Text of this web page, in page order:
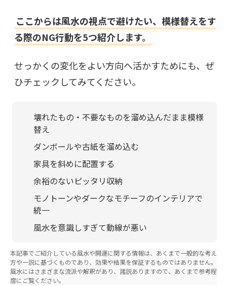
ここからは風水の視点で避けたい、模様替えをす
る際のNG行動を5つ紹介します。
せっかくの変化をよい方向へ活かすためにも、ぜ
ひチェックしてみてください。
壊れたもの・不要なものを溜め込んだまま模様
替え
ダンボールや古紙を溜め込む
家具を斜めに配置する
余裕のないピッタリ収納
モノトーンやダークなモチーフのインテリアで
統一
風水を意識しすぎて動線が悪い
本記事でご紹介している風水や開運に関する情報は、あくまで一般的な考え
方や一説に基づくものであり、効果や結果を保証するものではありません。
風水にはさまざまな流派や解釈があり、諸説ありますので、あくまで参考程
度にご覧ください。